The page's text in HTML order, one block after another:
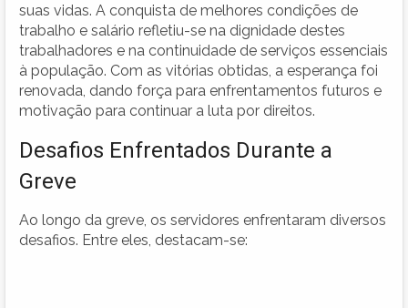
suas vidas. A conquista de melhores condições de
trabalho e salário refletiu-se na dignidade destes
trabalhadores e na continuidade de serviços essenciais
à população. Com as vitórias obtidas, a esperança foi
renovada, dando força para enfrentamentos futuros e
motivação para continuar a luta por direitos.
Desafios Enfrentados Durante a
Greve
Ao longo da greve, os servidores enfrentaram diversos
desafios. Entre eles, destacam-se: